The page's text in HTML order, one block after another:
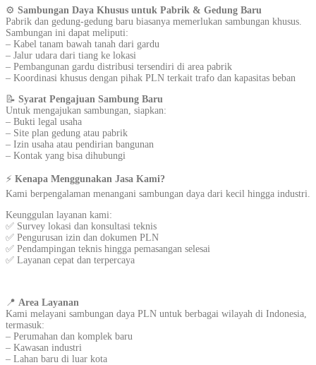
⚙️ Sambungan Daya Khusus untuk Pabrik & Gedung Baru
Pabrik dan gedung-gedung baru biasanya memerlukan sambungan khusus.
Sambungan ini dapat meliputi:
– Kabel tanam bawah tanah dari gardu
– Jalur udara dari tiang ke lokasi
– Pembangunan gardu distribusi tersendiri di area pabrik
– Koordinasi khusus dengan pihak PLN terkait trafo dan kapasitas beban
📝 Syarat Pengajuan Sambung Baru
Untuk mengajukan sambungan, siapkan:
– Bukti legal usaha
– Site plan gedung atau pabrik
– Izin usaha atau pendirian bangunan
– Kontak yang bisa dihubungi
⚡ Kenapa Menggunakan Jasa Kami?
Kami berpengalaman menangani sambungan daya dari kecil hingga industri.
Keunggulan layanan kami:
✅ Survey lokasi dan konsultasi teknis
✅ Pengurusan izin dan dokumen PLN
✅ Pendampingan teknis hingga pemasangan selesai
✅ Layanan cepat dan terpercaya
📍 Area Layanan
Kami melayani sambungan daya PLN untuk berbagai wilayah di Indonesia,
termasuk:
– Perumahan dan komplek baru
– Kawasan industri
– Lahan baru di luar kota